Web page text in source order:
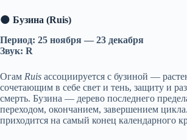
🌑 Бузина (Ruis)
Период: 25 ноября — 23 декабря
Звук: R
Огам Ruis ассоциируется с бузиной —
сочетающим в себе свет и тень, защиту и
смерть. Бузина — дерево последнего
переходом, окончанием, завершением
приходится на самый конец календарного